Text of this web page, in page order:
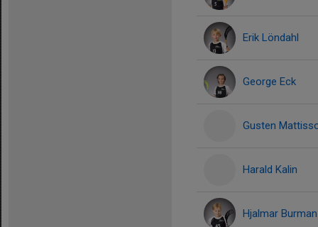
Erik Löndahl
George Eck
Gusten
Harald Kalin
Hjalmar Burman